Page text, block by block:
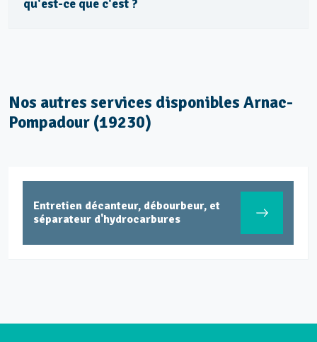
qu'est-ce que c'est ?
Nos autres services disponibles Arnac-
Pompadour (19230)
Entretien décanteur, débourbeur, et
séparateur d'hydrocarbures